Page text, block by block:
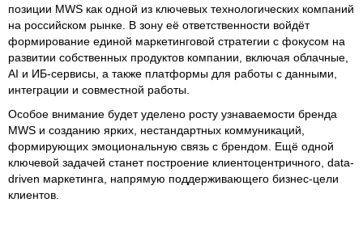
позиции MWS как одной из ключевых технологических компаний
на российском рынке. В зону её ответственности войдёт
формирование единой маркетинговой стратегии с фокусом на
развитии собственных продуктов компании, включая облачные,
AI и ИБ‑сервисы, а также платформы для работы с данными,
интеграции и совместной работы.
Особое внимание будет уделено росту узнаваемости бренда
MWS и созданию ярких, нестандартных коммуникаций,
формирующих эмоциональную связь с брендом. Ещё одной
ключевой задачей станет построение клиентоцентричного, data-
driven маркетинга, напрямую поддерживающего бизнес-цели
клиентов.